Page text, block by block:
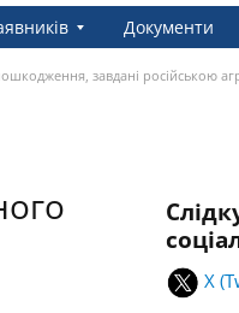
Документи
завдані російською
X